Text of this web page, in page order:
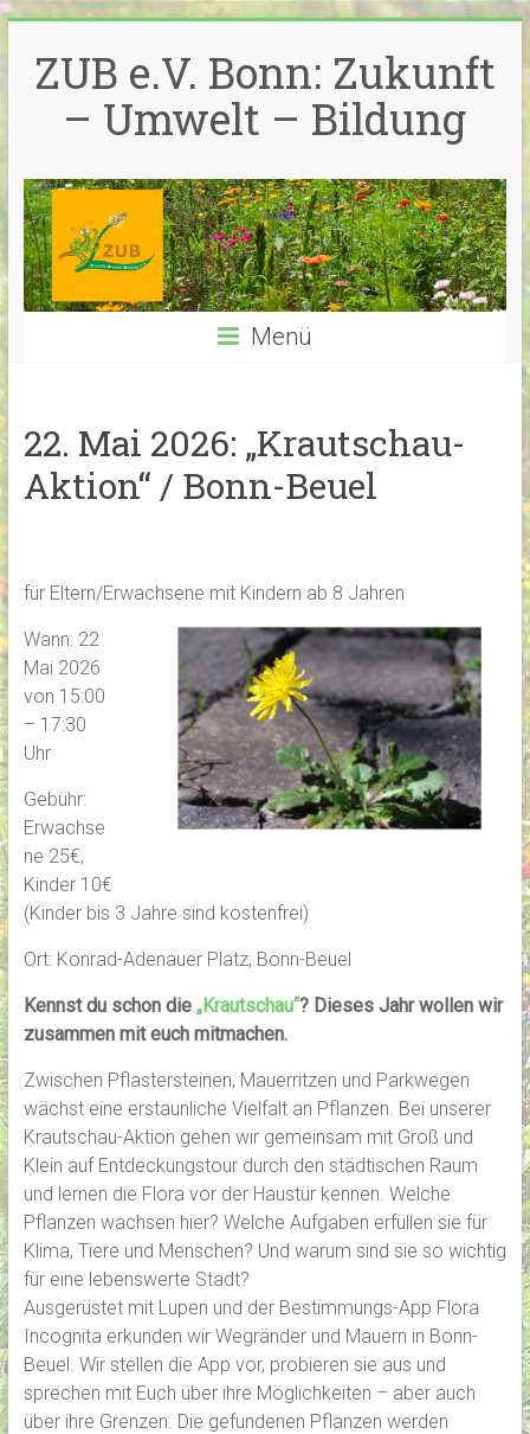
Inhalt
springen
ZUB e.V. Bonn: Zukunft
– Umwelt – Bildung
Menü
22. Mai 2026: „Krautschau-
Aktion“ / Bonn-Beuel
für Eltern/Erwachsene mit Kindern ab 8 Jahren
Wann: 22
Mai 2026
von 15:00
– 17:30
Uhr
Gebühr:
Erwachse
ne 25€,
Kinder 10€
(Kinder bis 3 Jahre sind kostenfrei)
Ort: Konrad-Adenauer Platz, Bonn-Beuel
Kennst du schon die„Krautschau“? Dieses Jahr wollen wir
zusammen mit euch mitmachen.
Zwischen Pflastersteinen, Mauerritzen und Parkwegen
wächst eine erstaunliche Vielfalt an Pflanzen. Bei unserer
Krautschau-Aktion gehen wir gemeinsam mit Groß und
Klein auf Entdeckungstour durch den städtischen Raum
und lernen die Flora vor der Haustür kennen. Welche
Pflanzen wachsen hier? Welche Aufgaben erfüllen sie für
Klima, Tiere und Menschen? Und warum sind sie so wichtig
für eine lebenswerte Stadt?
Ausgerüstet mit Lupen und der Bestimmungs-App Flora
Incognita erkunden wir Wegränder und Mauern in Bonn-
Beuel. Wir stellen die App vor, probieren sie aus und
sprechen mit Euch über ihre Möglichkeiten – aber auch
über ihre Grenzen. Die gefundenen Pflanzen werden